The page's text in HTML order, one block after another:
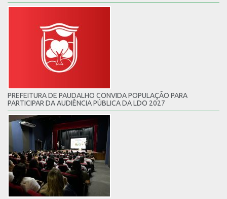
PREFEITURA DE PAUDALHO CONVIDA POPULAÇÃO PARA
PARTICIPAR DA AUDIÊNCIA PÚBLICA DA LDO 2027